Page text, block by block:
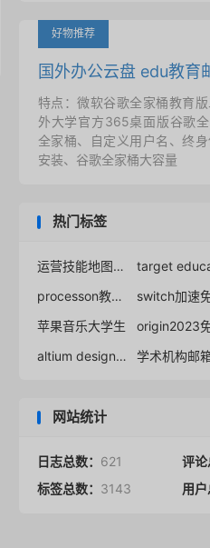
好物推荐
国外办公云盘 edu教育
特点：微软谷歌全家桶教育
外大学官方365桌面版谷歌
全家桶、自定义用户名、终
安装、谷歌全家桶大容量
热门标签
运营技能地图2.0
processon教育优惠
苹果音乐大学生
altium designer 教育版注册
学术机构邮
网站统计
日志总数： 621 评论
标签总数： 3143 用户